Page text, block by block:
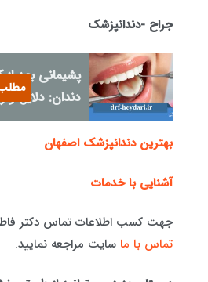
جراح -دندانپزشک
پشیمانی بعد از
دندان: دلایل و
بهترین دندانپزشک اصفهان
آشنایی با خدمات
جهت کسب اطلاعات تماس دکتر
تماس با ما سایت مراجعه نمایید.